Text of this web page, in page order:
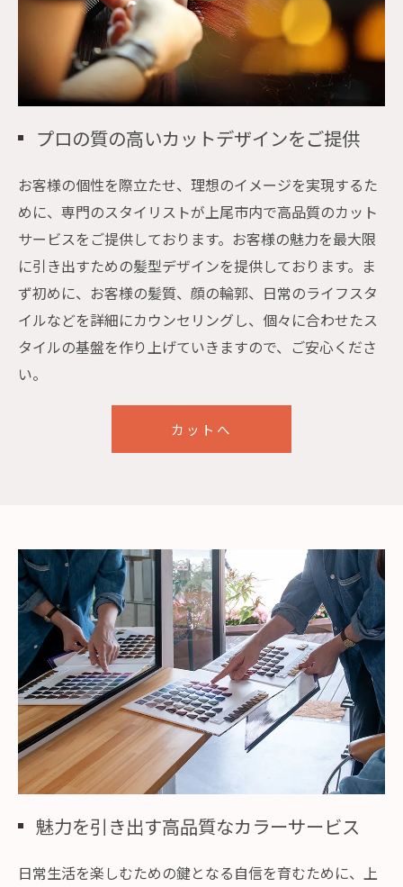
プロの質の高いカットデザインをご提供
お客様の個性を際立たせ、理想のイメージを実現するた
めに、専門のスタイリストが上尾市内で高品質のカット
サービスをご提供しております。お客様の魅力を最大限
に引き出すための髪型デザインを提供しております。ま
ず初めに、お客様の髪質、顔の輪郭、日常のライフスタ
イルなどを詳細にカウンセリングし、個々に合わせたス
タイルの基盤を作り上げていきますので、ご安心くださ
い。
カットへ
魅力を引き出す高品質なカラーサービス
日常生活を楽しむための鍵となる自信を育むために、上